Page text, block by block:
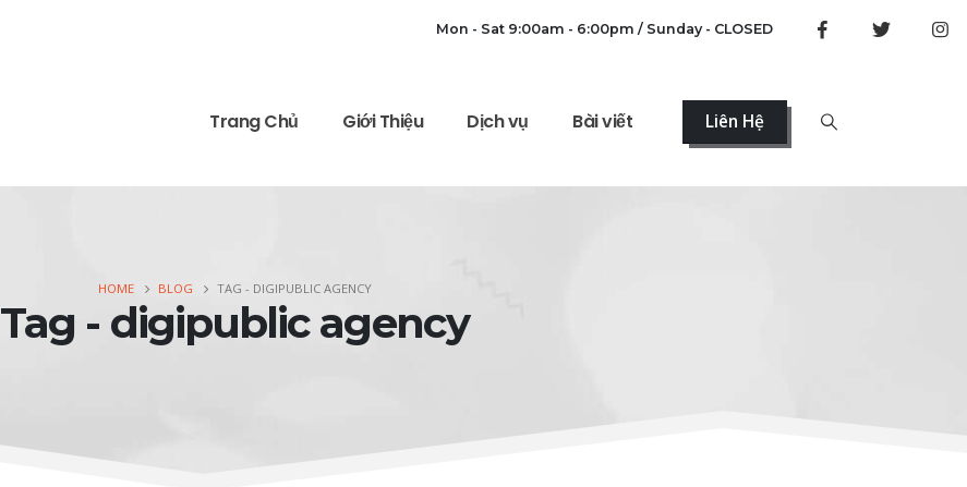
Mon - Sat 9:00am - 6:00pm / Sunday - CLOSED
Trang Chủ Giới Thiệu Dịch vụ Bài viết Liên Hệ
HOME BLOG TAG - DIGIPUBLIC AGENCY
Tag - digipublic agency